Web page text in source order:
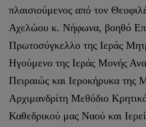
πλαισιούμενος από τον
Αχελώου κ. Νήφωνα, βοηθό
Πρωτοσύγκελλο της Ιεράς
Ηγούμενο της Ιεράς Μονής
Πειραιώς και Ιεροκήρυκα της
Αρχιμανδρίτη Μεθόδιο
Καθεδρικού μας Ναού και